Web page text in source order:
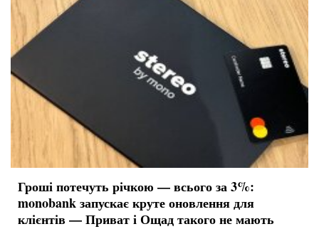
Гроші потечуть річкою — всього за 3%:
monobank запускає круте оновлення для
клієнтів — Приват і Ощад такого не мають